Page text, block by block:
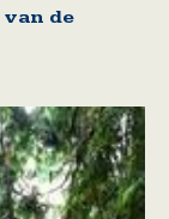
de